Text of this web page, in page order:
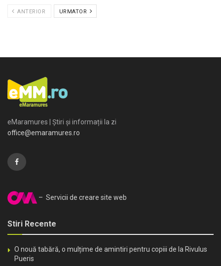
ANTERIOR URMATOR
eMaramures | Știri și informații la zi
office@emaramures.ro
– Servicii de creare site web
Stiri Recente
O nouă tabără, o mulțime de amintiri pentru copiii de la Rivulus
Pueris